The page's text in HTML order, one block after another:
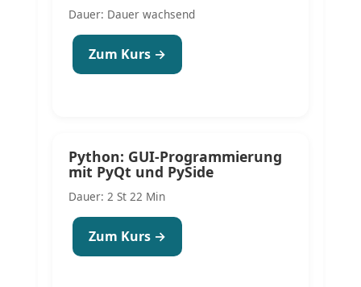
Dauer: Dauer wachsend
Zum Kurs →
Python: GUI-Programmierung
mit PyQt und PySide
Dauer: 2 St 22 Min
Zum Kurs →